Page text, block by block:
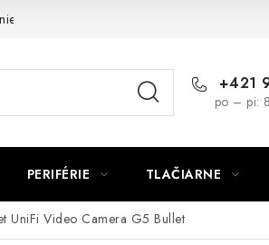
od zmluvy
+421
po – pi:
PERIFÉRIE TLAČIARNE
UniFi Video Camera G5 Bullet